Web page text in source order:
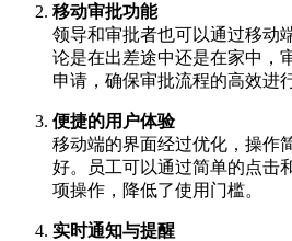
移动审批功能
领导和审批者也可以通过移动
论是在出差途中还是在家中，
申请，确保审批流程的高效进行
便捷的用户体验
移动端的界面经过优化，操作
好。员工可以通过简单的点击
项操作，降低了使用门槛。
实时通知与提醒